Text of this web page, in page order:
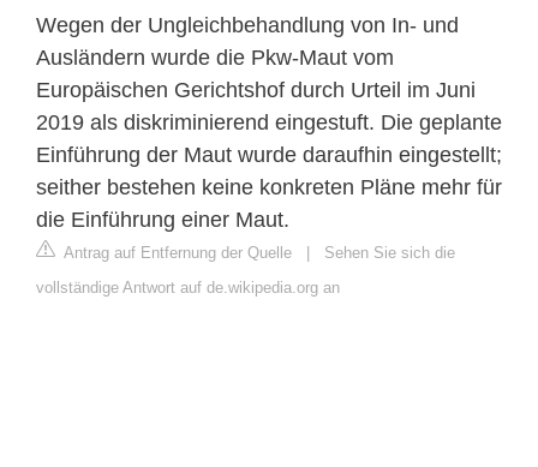
Wegen der Ungleichbehandlung von In- und
Ausländern wurde die Pkw-Maut vom
Europäischen Gerichtshof durch Urteil im Juni
2019 als diskriminierend eingestuft. Die geplante
Einführung der Maut wurde daraufhin eingestellt;
seither bestehen keine konkreten Pläne mehr für
die Einführung einer Maut.
Antrag auf Entfernung der Quelle | Sehen Sie sich die
vollständige Antwort auf de.wikipedia.org an